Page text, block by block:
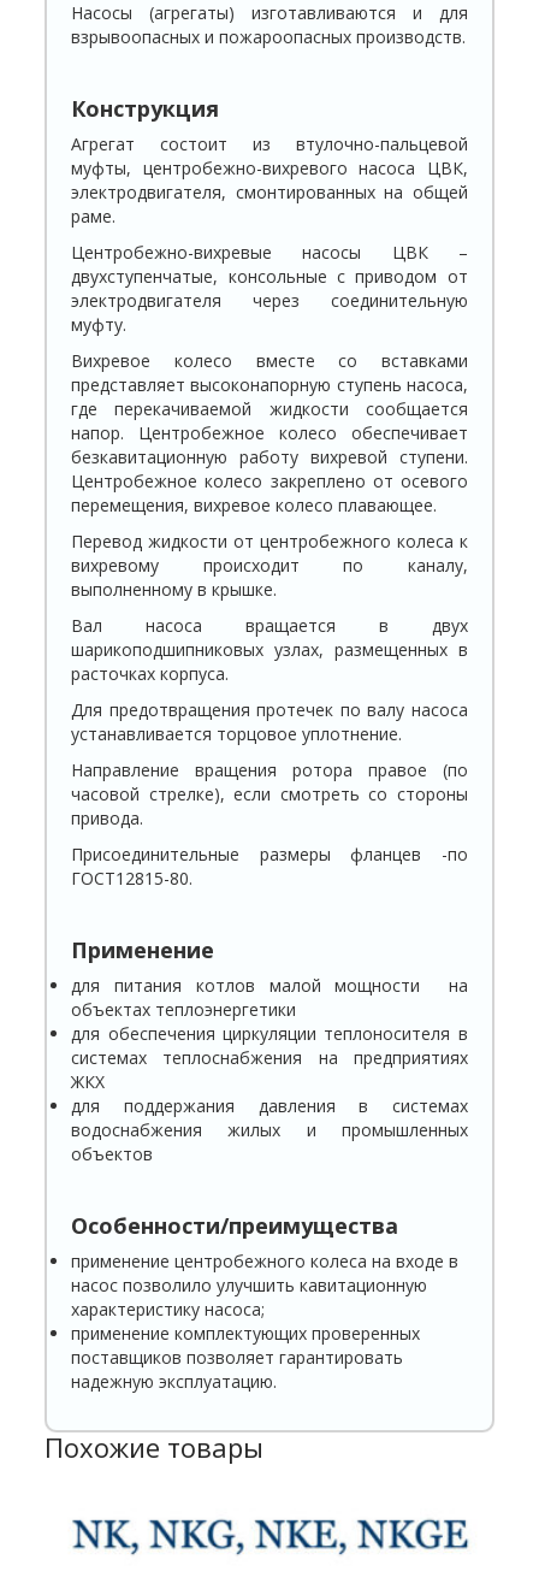
Насосы (агрегаты) изготавливаются и для
взрывоопасных и пожароопасных производств.
Конструкция
Агрегат состоит из втулочно-пальцевой
муфты, центробежно-вихревого насоса ЦВК,
электродвигателя, смонтированных на общей
раме.
Центробежно-вихревые насосы ЦВК –
двухступенчатые, консольные с приводом от
электродвигателя через соединительную
муфту.
Вихревое колесо вместе со вставками
представляет высоконапорную ступень насоса,
где перекачиваемой жидкости сообщается
напор. Центробежное колесо обеспечивает
безкавитационную работу вихревой ступени.
Центробежное колесо закреплено от осевого
перемещения, вихревое колесо плавающее.
Перевод жидкости от центробежного колеса к
вихревому происходит по каналу,
выполненному в крышке.
Вал насоса вращается в двух
шарикоподшипниковых узлах, размещенных в
расточках корпуса.
Для предотвращения протечек по валу насоса
устанавливается торцовое уплотнение.
Направление вращения ротора правое (по
часовой стрелке), если смотреть со стороны
привода.
Присоединительные размеры фланцев -по
ГОСТ12815-80.
Применение
для питания котлов малой мощности на
объектах теплоэнергетики
для обеспечения циркуляции теплоносителя в
системах теплоснабжения на предприятиях
ЖКХ
для поддержания давления в системах
водоснабжения жилых и промышленных
объектов
Особенности/преимущества
применение центробежного колеса на входе в
насос позволило улучшить кавитационную
характеристику насоса;
применение комплектующих проверенных
поставщиков позволяет гарантировать
надежную эксплуатацию.
Похожие товары